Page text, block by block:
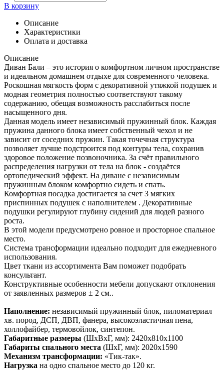
В корзину
Описание
Характеристики
Оплата и доставка
Описание
Диван Бали – это история о комфортном личном пространстве
и идеальном домашнем отдыхе для современного человека.
Роскошная мягкость форм с декоративной утяжкой подушек и
модная геометрия полностью соответствуют такому
содержанию, обещая возможность расслабиться после
насыщенного дня.
Данная модель имеет независимый пружинный блок. Каждая
пружина данного блока имеет собственный чехол и не
зависит от соседних пружин. Такая точечная структура
позволяет лучше подстроится под контуры тела, сохранив
здоровое положение позвоночника. За счёт правильного
распределения нагрузки от тела на блок - создаётся
ортопедический эффект. На диване с независимым
пружинным блоком комфортно сидеть и спать.
Комфортная посадка достигается за счет 3 мягких
приспинных подушек с наполнителем . Декоративные
подушки регулируют глубину сидений для людей разного
роста.
В этой модели предусмотрено ровное и просторное спальное
место.
Система трансформации идеально подходит для ежедневного
использования.
Цвет ткани из ассортимента Вам поможет подобрать
консультант.
Конструктивные особенности мебели допускают отклонения
от заявленных размеров ± 2 см..
Наполнение: независимый пружинный блок, пиломатериал
хв. пород, ДСП, ДВП, фанера, высокоэластичная пена,
холлофайбер, термовойлок, синтепон.
Габаритные размеры (ШхВхГ, мм): 2420х810х1100
Габариты спального места (ШхГ, мм): 2020х1590
Механизм трансформации: «Тик-так».
Нагрузка на одно спальное место до 120 кг.